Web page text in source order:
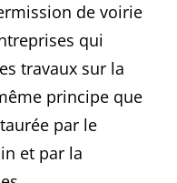
de voirie
qui
travaux sur la
principe que
par le
et par la